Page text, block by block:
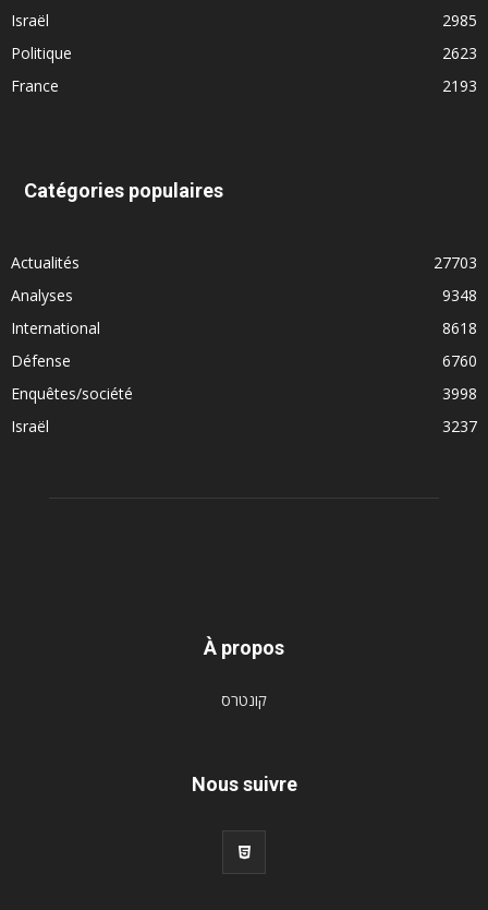
Israël
2985
Politique
2623
France
2193
Catégories populaires
Actualités
27703
Analyses
9348
International
8618
Défense
6760
Enquêtes/société
3998
Israël
3237
À propos
קונטרס
Nous suivre